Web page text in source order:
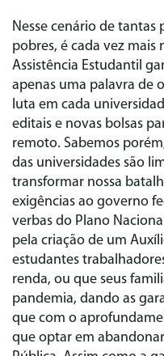
Nesse cenário de tantas
pobres, é cada vez mais
Assistência Estudantil
apenas uma palavra de
luta em cada
editais e novas bolsas
remoto. Sabemos
das universidades são
transformar nossa
exigências ao governo
verbas do Plano
pela criação de um
estudantes
renda, ou que seus
pandemia, dando as
que com o
que optar em